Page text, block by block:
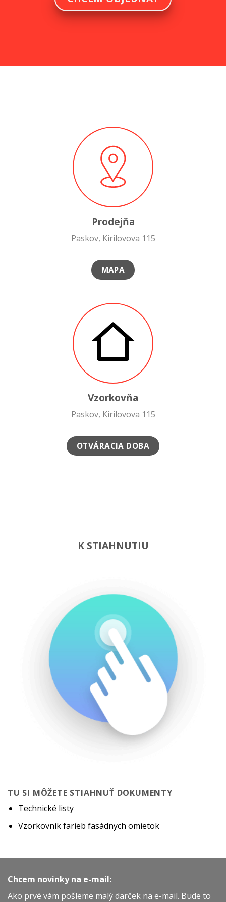
Prodejňa
Paskov, Kirilovova 115
MAPA
Vzorkovňa
Paskov, Kirilovova 115
OTVÁRACIA DOBA
K STIAHNUTIU
TU SI MÔŽETE STIAHNUŤ DOKUMENTY
Technické listy
Vzorkovník farieb fasádnych omietok
Chcem novinky na e-mail:
Ako prvé vám pošleme malý darček na e-mail. Bude to